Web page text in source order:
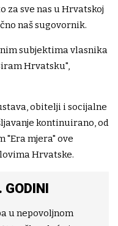
za sve nas u Hrvatskoj
naš sugovornik.
subjektima vlasnika
Hrvatsku",
obitelji i socijalne
kontinuirano, od
"Era mjera" ove
Hrvatske.
u nepovoljnom